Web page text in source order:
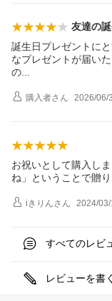
友達の
誕生日プレゼントに
なプレゼントが届い
の
購入者さん 2026/06/
お祝いとして購入し
ね」ということで贈
iきりんさん 2024/03/
すべてのレビ
レビューを書く